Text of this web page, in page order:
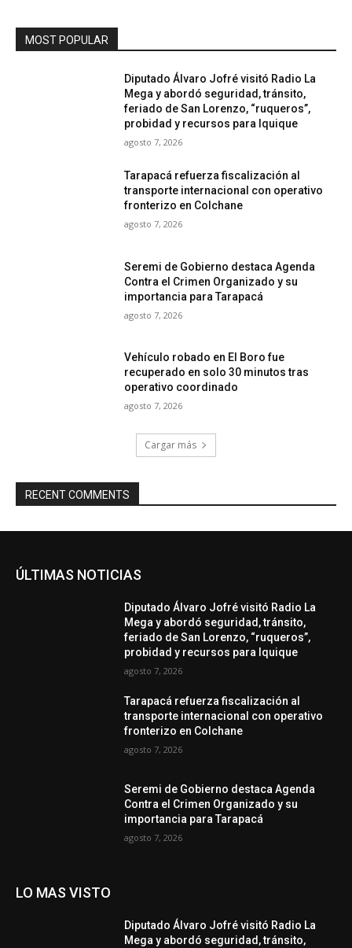
MOST POPULAR
Diputado Álvaro Jofré visitó Radio La
Mega y abordó seguridad, tránsito,
feriado de San Lorenzo, “ruqueros”,
probidad y recursos para Iquique
agosto 7, 2026
Tarapacá refuerza fiscalización al
transporte internacional con operativo
fronterizo en Colchane
agosto 7, 2026
Seremi de Gobierno destaca Agenda
Contra el Crimen Organizado y su
importancia para Tarapacá
agosto 7, 2026
Vehículo robado en El Boro fue
recuperado en solo 30 minutos tras
operativo coordinado
agosto 7, 2026
Cargar más
RECENT COMMENTS
ÚLTIMAS NOTICIAS
Diputado Álvaro Jofré visitó Radio La
Mega y abordó seguridad, tránsito,
feriado de San Lorenzo, “ruqueros”,
probidad y recursos para Iquique
agosto 7, 2026
Tarapacá refuerza fiscalización al
transporte internacional con operativo
fronterizo en Colchane
agosto 7, 2026
Seremi de Gobierno destaca Agenda
Contra el Crimen Organizado y su
importancia para Tarapacá
agosto 7, 2026
LO MAS VISTO
Diputado Álvaro Jofré visitó Radio La
Mega y abordó seguridad, tránsito,